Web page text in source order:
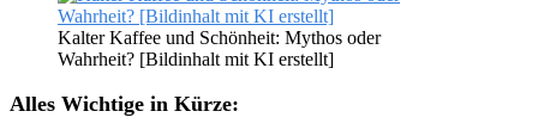
Kalter Kaffee und Schönheit: Mythos oder
Wahrheit? [Bildinhalt mit KI erstellt]
Alles Wichtige in Kürze: